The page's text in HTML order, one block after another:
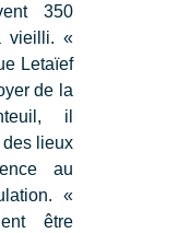
350
vieilli. «
Letaïef
de la
il
lieux
au
«
être